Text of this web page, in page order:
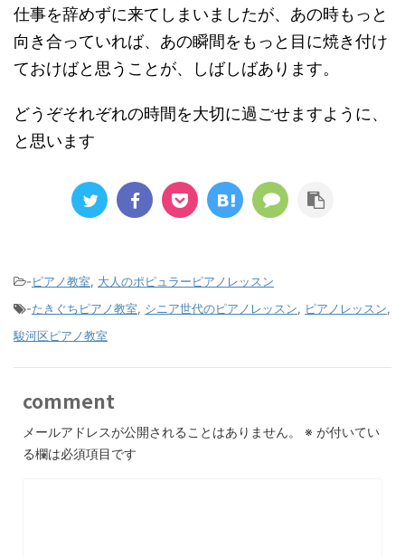
仕事を辞めずに来てしまいましたが、あの時もっと
向き合っていれば、あの瞬間をもっと目に焼き付け
ておけばと思うことが、しばしばあります。
どうぞそれぞれの時間を大切に過ごせますように、
と思います
-ピアノ教室, 大人のポピュラーピアノレッスン
-たきぐちピアノ教室, シニア世代のピアノレッスン, ピアノレッスン,
駿河区ピアノ教室
comment
メールアドレスが公開されることはありません。 ※ が付いてい
る欄は必須項目です